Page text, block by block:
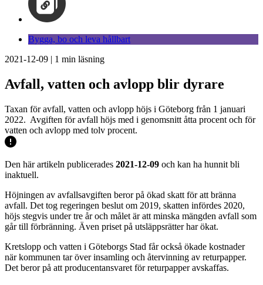
Bygga, bo och leva hållbart
2021-12-09 | 1 min läsning
Avfall, vatten och avlopp blir dyrare
Taxan för avfall, vatten och avlopp höjs i Göteborg från 1 januari
2022. Avgiften för avfall höjs med i genomsnitt åtta procent och för
vatten och avlopp med tolv procent.
Den här artikeln publicerades 2021-12-09 och kan ha hunnit bli
inaktuell.
Höjningen av avfallsavgiften beror på ökad skatt för att bränna
avfall. Det tog regeringen beslut om 2019, skatten infördes 2020,
höjs stegvis under tre år och målet är att minska mängden avfall som
går till förbränning. Även priset på utsläppsrätter har ökat.
Kretslopp och vatten i Göteborgs Stad får också ökade kostnader
när kommunen tar över insamling och återvinning av returpapper.
Det beror på att producentansvaret för returpapper avskaffas.